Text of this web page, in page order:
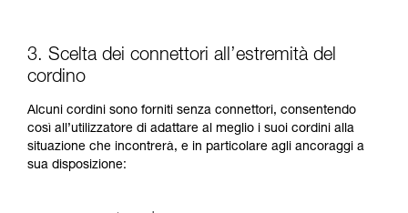
3. Scelta dei connettori all’estremità del
cordino
Alcuni cordini sono forniti senza connettori, consentendo
così all’utilizzatore di adattare al meglio i suoi cordini alla
situazione che incontrerà, e in particolare agli ancoraggi a
sua disposizione: